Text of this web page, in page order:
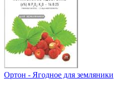
Ортон - Ягодное для земляники